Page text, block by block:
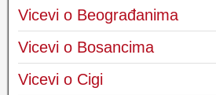
Vicevi o Beograđanima
Vicevi o Bosancima
Vicevi o Cigi